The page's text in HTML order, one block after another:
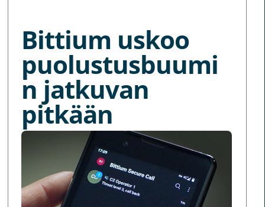
Bittium uskoo
puolustusbuumi
n jatkuvan
pitkään